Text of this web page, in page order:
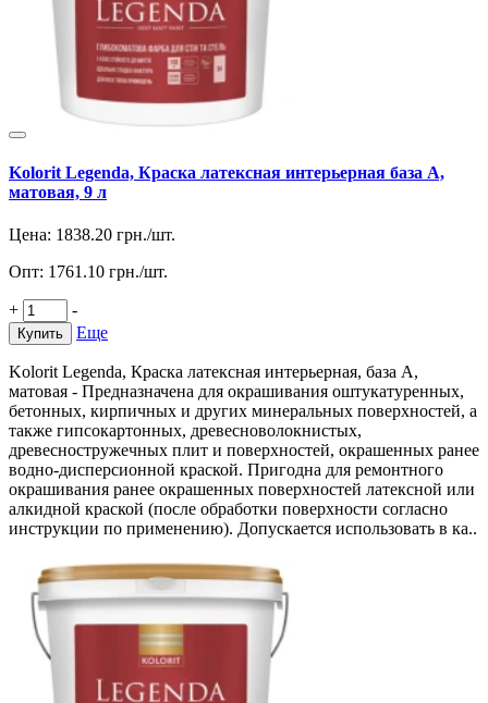
Kolorit Legenda, Краска латексная интерьерная база А,
матовая, 9 л
Цена: 1838.20 грн./шт.
Опт: 1761.10 грн./шт.
+ -
Купить Еще
Kolorit Legenda, Краска латексная интерьерная, база А,
матовая - Предназначена для окрашивания оштукатуренных,
бетонных, кирпичных и других минеральных поверхностей, а
также гипсокартонных, древесноволокнистых,
древесностружечных плит и поверхностей, окрашенных ранее
водно-дисперсионной краской. Пригодна для ремонтного
окрашивания ранее окрашенных поверхностей латексной или
алкидной краской (после обработки поверхности согласно
инструкции по применению). Допускается использовать в ка..